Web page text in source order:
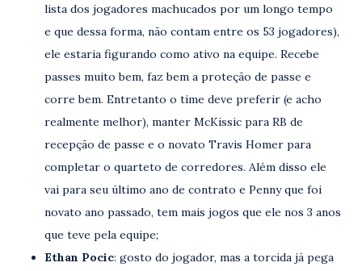
lista dos jogadores machucados por um longo tempo
e que dessa forma, não contam entre os 53 jogadores),
ele estaria figurando como ativo na equipe. Recebe
passes muito bem, faz bem a proteção de passe e
corre bem. Entretanto o time deve preferir (e acho
realmente melhor), manter McKissic para RB de
recepção de passe e o novato Travis Homer para
completar o quarteto de corredores. Além disso ele
vai para seu último ano de contrato e Penny que foi
novato ano passado, tem mais jogos que ele nos 3 anos
que teve pela equipe;
Ethan Pocic: gosto do jogador, mas a torcida já pega